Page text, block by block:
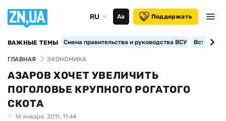
RU Аа Поддержать
ВАЖНЫЕ ТЕМЫ Смена правительства и руководства ВСУ
ГЛАВНАЯ ЭКОНОМИКА
АЗАРОВ ХОЧЕТ УВЕЛИЧИТЬ
ПОГОЛОВЬЕ КРУПНОГО РОГАТОГО
СКОТА
14 января, 2011, 11:44